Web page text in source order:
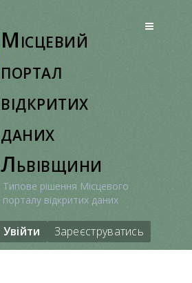
Місцевий
портал
відкритих
даних
Львівщини
Типове рішення Місцевого
порталу відкритих даних
Увійти Зареєструватись